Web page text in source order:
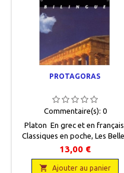
PROTAGORAS
Commentaire(s): 0
Platon En grec et en
Classiques en poche, Les
Lettres, 1997, 11 x 18, XXXII +
pages, broché. Neuf.
9782251799155
13,00 €
 Ajouter au panier